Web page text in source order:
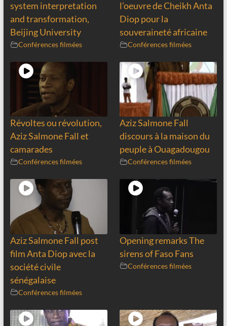
system interpretation
and transformation,
Beijing University
Conférences filmées
l’oeuvre de Cheikh Anta
Diop pour la
souveraineté africaine
Conférences filmées
Révoltes ou révolution,
Aziz Salmone Fall et
camarades
Conférences filmées
Aziz Salmone Fall
discours à la maison du
peuple à Ouagadougou
Conférences filmées
Aziz Salmone Fall post
film Anta Diop avec la
société civile
sénégalaise
Conférences filmées
Opening remarks The
sirens of Faso Fans
Conférences filmées